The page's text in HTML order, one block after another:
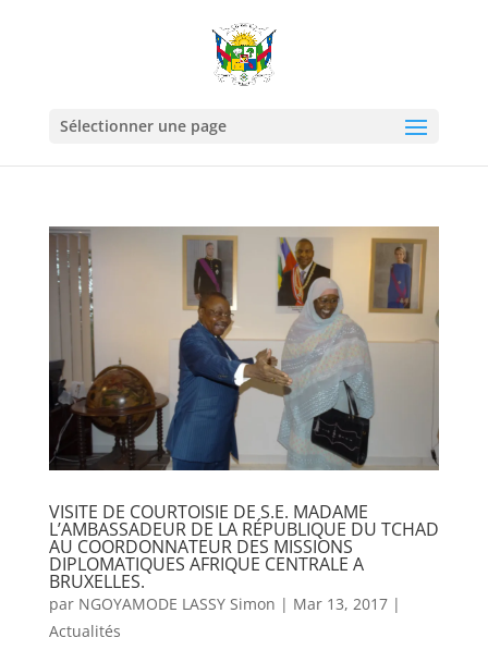
Sélectionner une page
VISITE DE COURTOISIE DE S.E. MADAME
L’AMBASSADEUR DE LA RÉPUBLIQUE DU TCHAD
AU COORDONNATEUR DES MISSIONS
DIPLOMATIQUES AFRIQUE CENTRALE A
BRUXELLES.
par NGOYAMODE LASSY Simon | Mar 13, 2017|
Actualités